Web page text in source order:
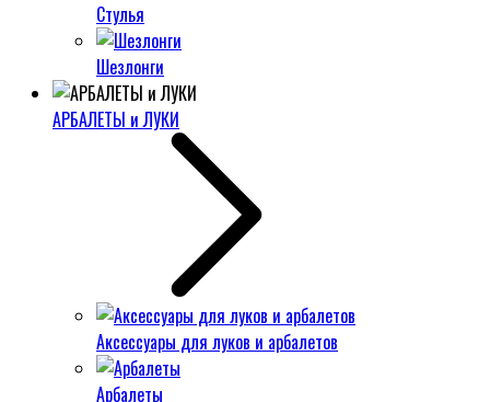
Стулья
Шезлонги
АРБАЛЕТЫ и ЛУКИ
Аксессуары для луков и арбалетов
Арбалеты